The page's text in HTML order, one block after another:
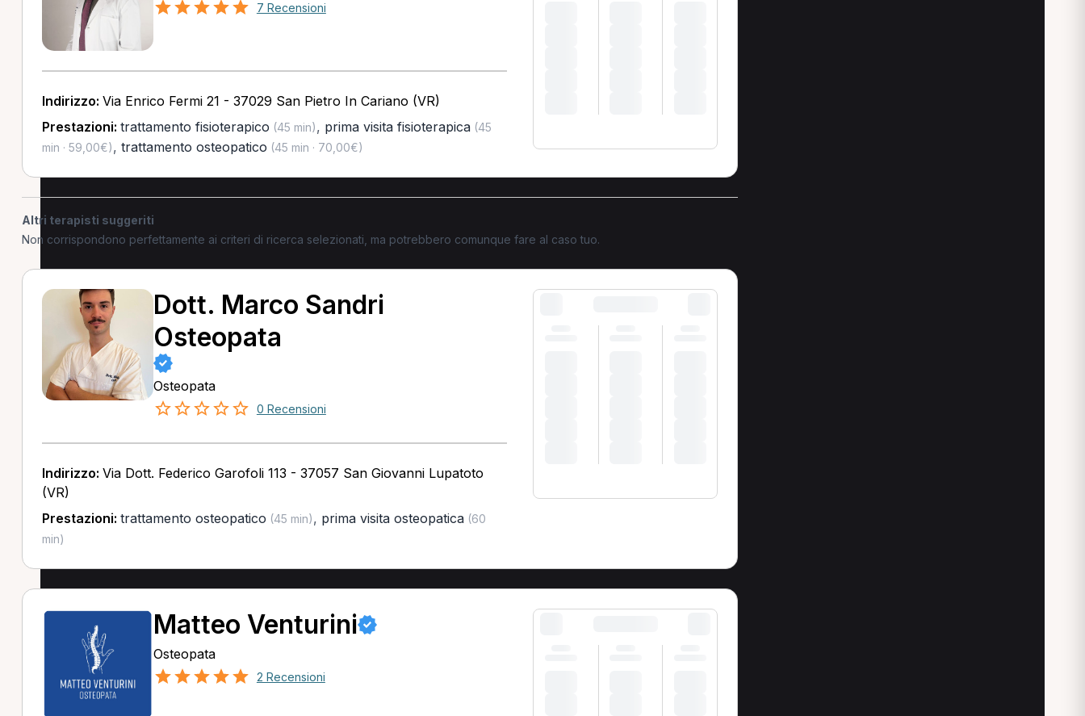
7 Recensioni
Indirizzo: Via Enrico Fermi 21 - 37029 San Pietro In Cariano (VR)
Prestazioni: trattamento fisioterapico (45 min), prima visita fisioterapica(45
min · 59,00€), trattamento osteopatico (45 min · 70,00€)
Altri terapisti suggeriti
Non corrispondono perfettamente ai criteri di ricerca selezionati, ma potrebbero comunque fare al caso tuo.
Dott. Marco Sandri
Osteopata
Osteopata
0 Recensioni
Indirizzo: Via Dott. Federico Garofoli 113 - 37057 San Giovanni Lupatoto
(VR)
Prestazioni: trattamento osteopatico (45 min), prima visita osteopatica(60
min)
Matteo Venturini
Osteopata
2 Recensioni